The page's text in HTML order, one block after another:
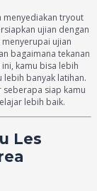
menyediakan tryout
ujian dengan
ujian
bagaimana tekanan
kamu bisa lebih
lebih banyak latihan.
seberapa siap kamu
lebih baik.
Les